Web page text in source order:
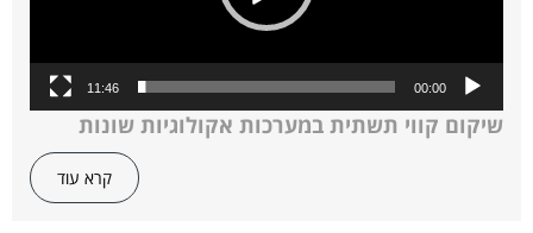
00:00
11:46
שיקום קווי תשתית במערכות אקולוגיות שונות
שיקום בשיטה יחודית, המבוססת על הגיאומורפולגיהקרא עוד